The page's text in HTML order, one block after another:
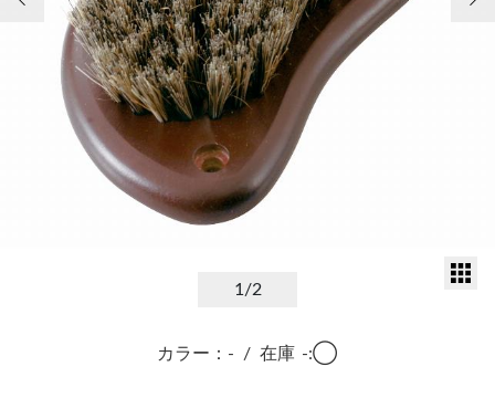
1/2
カラー：- / 在庫 -:◯